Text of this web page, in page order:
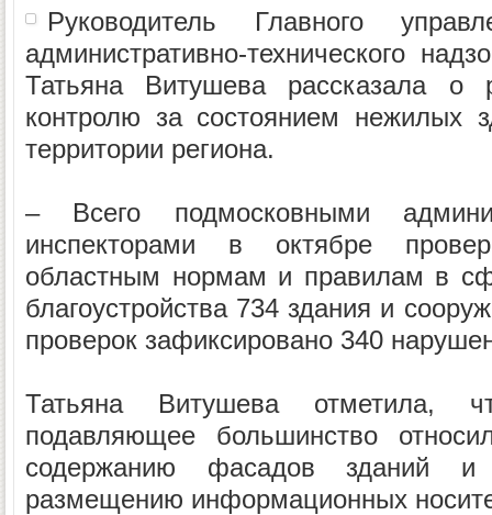
Руководитель Главного
административно-технического
Татьяна Витушева рассказала о
контролю за состоянием нежилых
территории региона.
– Всего подмосковными
инспекторами в октябре
областным нормам и правилам в
благоустройства 734 здания и
проверок зафиксировано 340
Татьяна Витушева отметила,
подавляющее большинство
содержанию фасадов зданий и
размещению информационных